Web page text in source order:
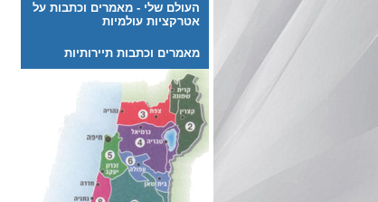
העולם שלי - מאמרים וכתבות על
אטרקציות עולמיות
מאמרים וכתבות תיירותיות